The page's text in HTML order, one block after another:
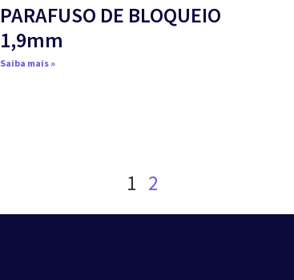
PARAFUSO DE BLOQUEIO
1,9mm
Saiba mais »
1 2